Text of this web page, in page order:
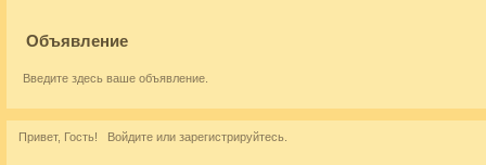
Объявление
Введите здесь ваше объявление.
Привет, Гость! Войдитеили зарегистрируйтесь.